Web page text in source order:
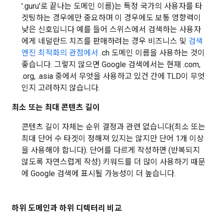
'.guru'로 끝나는 도메인 이름)는 특정 국가의 사용자를 타
겟팅하는 경우에만 중요하며 이 경우에도 보통 영향력이
낮은 신호입니다 예를 들어 스위스에서 검색하는 사용자
에게 네덜란드 치즈를 판매하려는 경우 비즈니스 및 검색
엔진 최적화의 관점에서 .ch 도메인 이름을 사용하는 것이
좋습니다. 그렇지 않으면 Google 검색에서는 현재 .com,
.org, .asia 중에서 무엇을 사용하고 있건 간에 TLD이 무엇
인지 고려하지 않습니다.
최소 또는 최대 콘텐츠 길이
콘텐츠 길이 자체는 순위 결정과 관련 없습니다(최소 또는
최대 단어 수 타겟이 정해져 있지는 않지만 단어 1개 이상
을 사용해야 합니다). 단어를 다르게 작성하면 (반복되지
않도록 자연스럽게 작성) 키워드를 더 많이 사용하기 때문
에 Google 검색에 표시될 가능성이 더 높습니다.
하위 도메인과 하위 디렉터리 비교